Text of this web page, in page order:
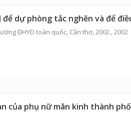
để dự phòng tắc nghẽn và để
ĐHYD toàn quốc, Cần thơ, 2002., 2002
của phụ nữ mãn kinh thành